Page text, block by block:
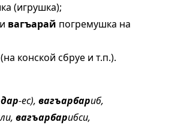
(игрушка);
вагъарай погремушка на
конской сбруе и т.п.).
-ес), вагъарбариб,
вагъарбарибси,